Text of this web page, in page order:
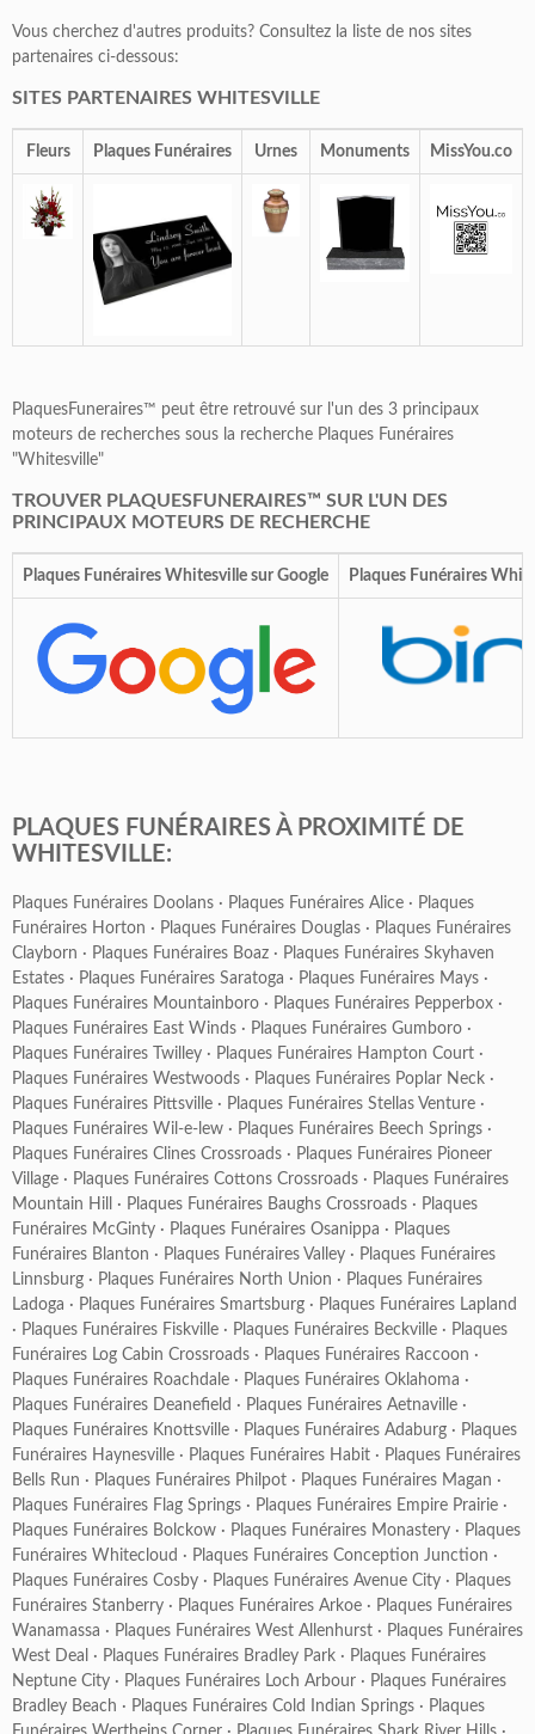
Vous cherchez d'autres produits? Consultez la liste de nos sites
partenaires ci-dessous:
SITES PARTENAIRES WHITESVILLE
Fleurs Plaques Funéraires Urnes Monuments MissYou.co
PlaquesFuneraires™ peut être retrouvé sur l'un des 3 principaux
moteurs de recherches sous la recherche Plaques Funéraires
"Whitesville"
TROUVER PLAQUESFUNERAIRES™ SUR L'UN DES
PRINCIPAUX MOTEURS DE RECHERCHE
Plaques Funéraires Whitesville sur Google Plaques Funéraires
PLAQUES FUNÉRAIRES À PROXIMITÉ DE
WHITESVILLE:
Plaques Funéraires Doolans · Plaques Funéraires Alice · Plaques
Funéraires Horton · Plaques Funéraires Douglas · Plaques Funéraires
Clayborn · Plaques Funéraires Boaz · Plaques Funéraires Skyhaven
Estates · Plaques Funéraires Saratoga · Plaques Funéraires Mays ·
Plaques Funéraires Mountainboro · Plaques Funéraires Pepperbox ·
Plaques Funéraires East Winds · Plaques Funéraires Gumboro ·
Plaques Funéraires Twilley · Plaques Funéraires Hampton Court ·
Plaques Funéraires Westwoods · Plaques Funéraires Poplar Neck ·
Plaques Funéraires Pittsville · Plaques Funéraires Stellas Venture ·
Plaques Funéraires Wil-e-lew · Plaques Funéraires Beech Springs ·
Plaques Funéraires Clines Crossroads · Plaques Funéraires Pioneer
Village · Plaques Funéraires Cottons Crossroads · Plaques Funéraires
Mountain Hill
· Plaques Funéraires Baughs Crossroads · Plaques
Funéraires McGinty · Plaques Funéraires Osanippa · Plaques
Funéraires Blanton · Plaques Funéraires Valley · Plaques Funéraires
Linnsburg · Plaques Funéraires North Union · Plaques Funéraires
Ladoga · Plaques Funéraires Smartsburg · Plaques Funéraires Lapland
· Plaques Funéraires Fiskville · Plaques Funéraires Beckville · Plaques
Funéraires Log Cabin Crossroads · Plaques Funéraires Raccoon ·
Plaques Funéraires Roachdale · Plaques Funéraires Oklahoma ·
Plaques Funéraires Deanefield · Plaques Funéraires Aetnaville ·
Plaques Funéraires Knottsville · Plaques Funéraires Adaburg · Plaques
Funéraires Haynesville · Plaques Funéraires Habit · Plaques Funéraires
Bells Run · Plaques Funéraires Philpot · Plaques Funéraires Magan ·
Plaques Funéraires Flag Springs · Plaques Funéraires Empire Prairie ·
Plaques Funéraires Bolckow · Plaques Funéraires Monastery · Plaques
Funéraires Whitecloud · Plaques Funéraires Conception Junction ·
Plaques Funéraires Cosby · Plaques Funéraires Avenue City · Plaques
Funéraires Stanberry · Plaques Funéraires Arkoe · Plaques Funéraires
Wanamassa · Plaques Funéraires West Allenhurst · Plaques Funéraires
West Deal
· Plaques Funéraires Bradley Park · Plaques Funéraires
Neptune City · Plaques Funéraires Loch Arbour · Plaques Funéraires
Bradley Beach · Plaques Funéraires Cold Indian Springs · Plaques